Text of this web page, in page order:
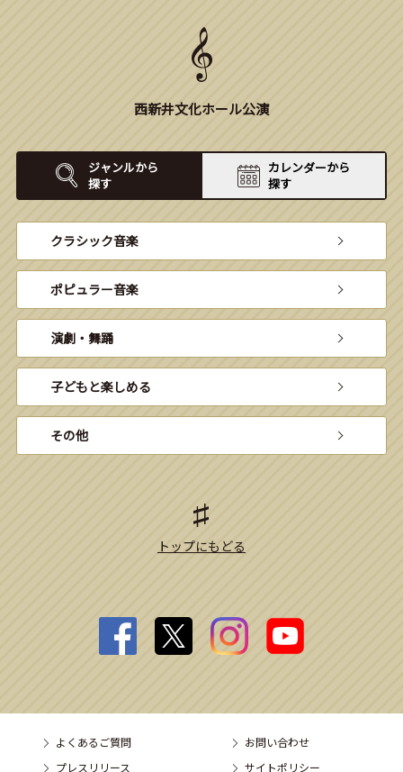
西新井文化ホール公演
ジャンルから
探す
カレンダーから
探す
クラシック音楽
ポピュラー音楽
演劇・舞踊
子どもと楽しめる
その他
トップにもどる
よくあるご質問
お問い合わせ
プレスリリース
サイトポリシー